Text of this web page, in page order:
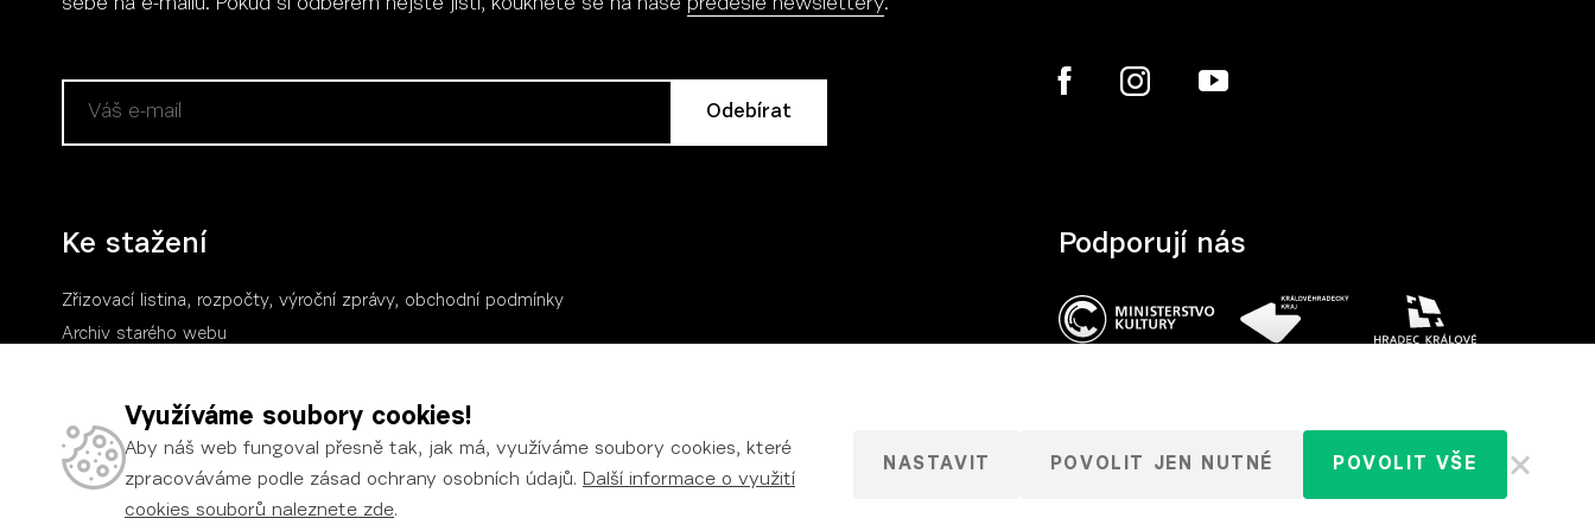
sebe na e-mailu. Pokud si odběrem nejste jisti, koukněte se na naše předešlé newslettery.
Ke stažení
Zřizovací listina, rozpočty, výroční zprávy, obchodní podmínky
Archiv starého webu
Podporují nás
Využíváme soubory cookies!
Aby náš web fungoval přesně tak, jak má, využíváme soubory cookies, které
zpracováváme podle zásad ochrany osobních údajů. Další informace o využití
cookies souborů naleznete zde.
NASTAVIT POVOLIT JEN NUTNÉ POVOLIT VŠE